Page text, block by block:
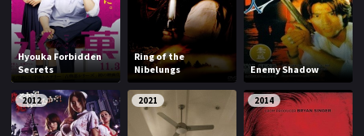
CẬP NHẬT
PHIM MỚI
PHIM BỘ
Hyouka Forbidden
Secrets
Ring of the
Nibelungs
Enemy Shadow
2012 2021 2014